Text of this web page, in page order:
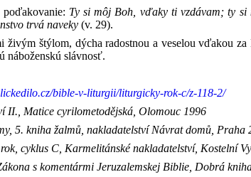
Ty si môj Boh, vďaky ti vzdávam; ty
trvá naveky (v. 29).
živým štýlom, dýcha radostnou a veselou vďakou
náboženskú slávnosť.
bible-v-liturgii/liturgicky-rok-c/z-118-2/
II., Matice cyrilometodějská, Olomouc 1996
5. kniha žalmů, nakladatelství Návrat domů, Praha
cyklus C, Karmelitánské nakladatelství, Kostelní
s komentármi Jeruzalemskej Biblie, Dobrá